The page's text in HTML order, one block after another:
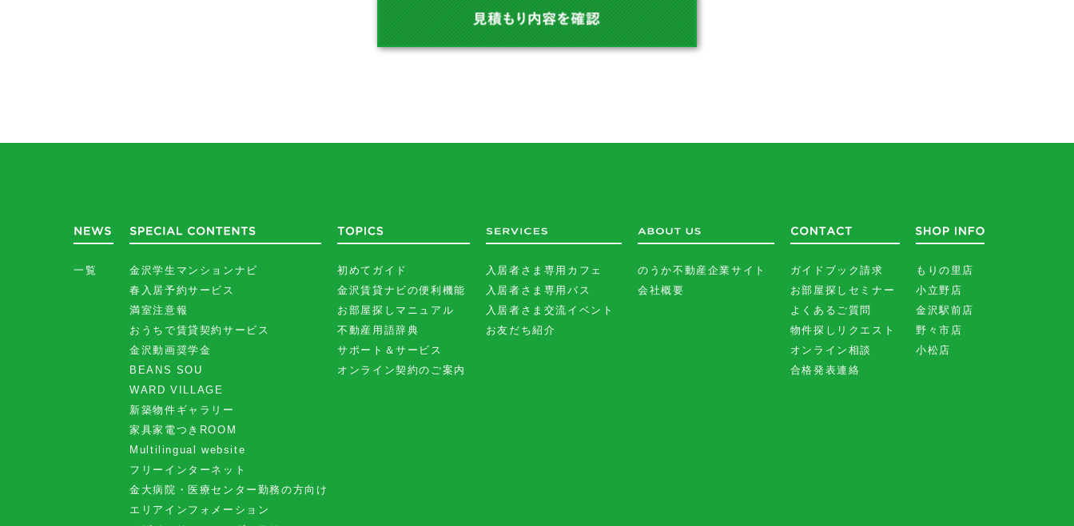
一覧
金沢学生マンションナビ
春入居予約サービス
満室注意報
おうちで賃貸契約サービス
金沢動画奨学金
BEANS SOU
WARD VILLAGE
新築物件ギャラリー
家具家電つきROOM
Multilingual website
フリーインターネット
金大病院・医療センター勤務の方向け
エリアインフォメーション
初めてガイド
金沢賃貸ナビの便利機能
お部屋探しマニュアル
不動産用語辞典
サポート＆サービス
オンライン契約のご案内
入居者さま専用カフェ
入居者さま専用バス
入居者さま交流イベント
お友だち紹介
のうか不動産企業サイト
会社概要
ガイドブック請求
お部屋探しセミナー
よくあるご質問
物件探しリクエスト
オンライン相談
合格発表連絡
もりの里店
小立野店
金沢駅前店
野々市店
小松店